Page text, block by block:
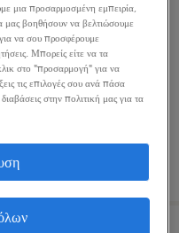
μια προσαρμοσμένη εμπειρία,
μας βοηθήσουν να βελτιώσουμε
να σου προσφέρουμε
Μπορείς είτε να τα
στο "προσαρμογή" για να
τις επιλογές σου ανά πάσα
στην πολιτική μας για τα